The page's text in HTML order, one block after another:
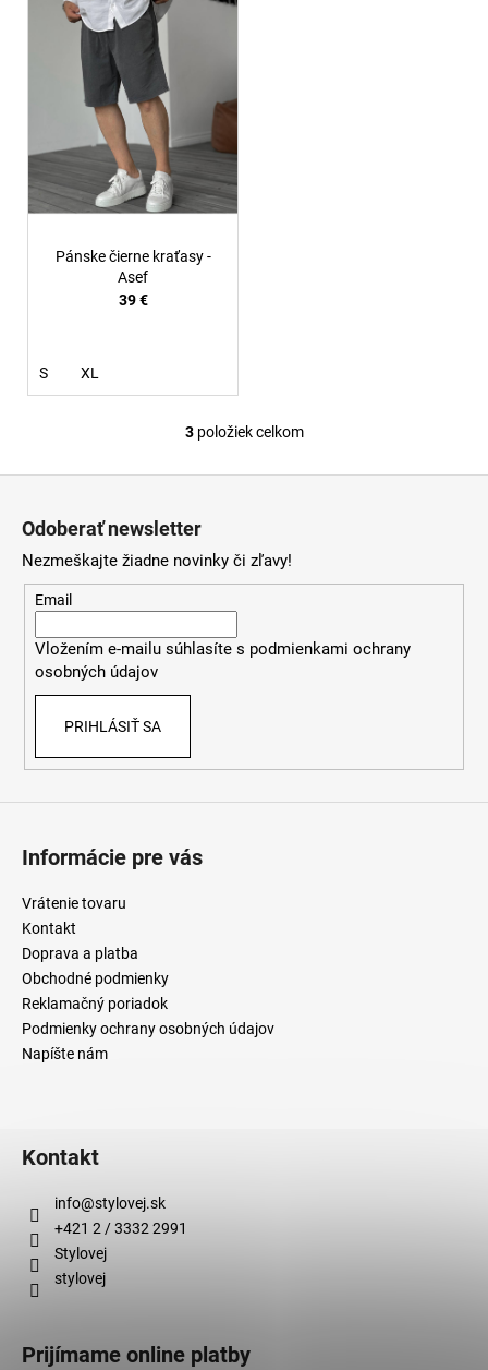
Pánske čierne kraťasy -
Asef
39 €
S XL
O
a
c
p
v
ý
3položiek celkom
Odoberať newsletter
Nezmeškajte žiadne novinky či zľavy!
Email
Vložením e-mailu súhlasíte s podmienkami ochrany
osobných údajov
PRIHLÁSIŤ SA
Informácie pre vás
Vrátenie tovaru
Kontakt
Doprava a platba
Obchodné podmienky
Reklamačný poriadok
Podmienky ochrany osobných údajov
Napíšte nám
Kontakt
info@stylovej.sk
+421 2 / 3332 2991
Stylovej
stylovej
Prijímame online platby